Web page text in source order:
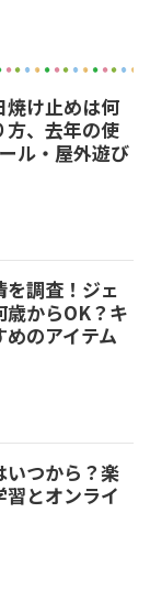
焼け止めは何
方、去年の使
ル・屋外遊び
調査！ジェ
歳からOK？キ
のアイテム
いつから？楽
習とオンライ